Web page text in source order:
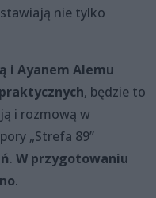
nie tylko
i Ayanem Alemu
, będzie to
i rozmową w
„Strefa 89”
. W przygotowaniu
.